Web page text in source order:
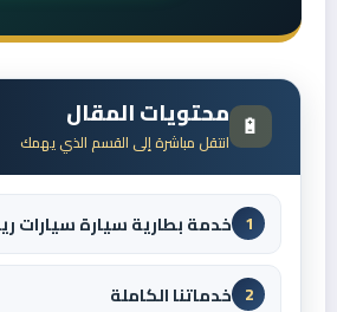
🔋 محتويات المقال
انتقل مباشرة إلى القسم الذي يهمك
1 خدمة بطارية سيارة سيارات
2 خدماتنا الكاملة